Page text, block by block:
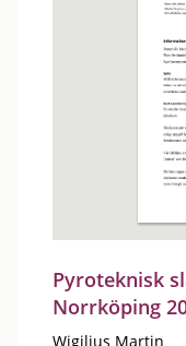
Pyroteknisk
Norrköping
Wigilius Martin